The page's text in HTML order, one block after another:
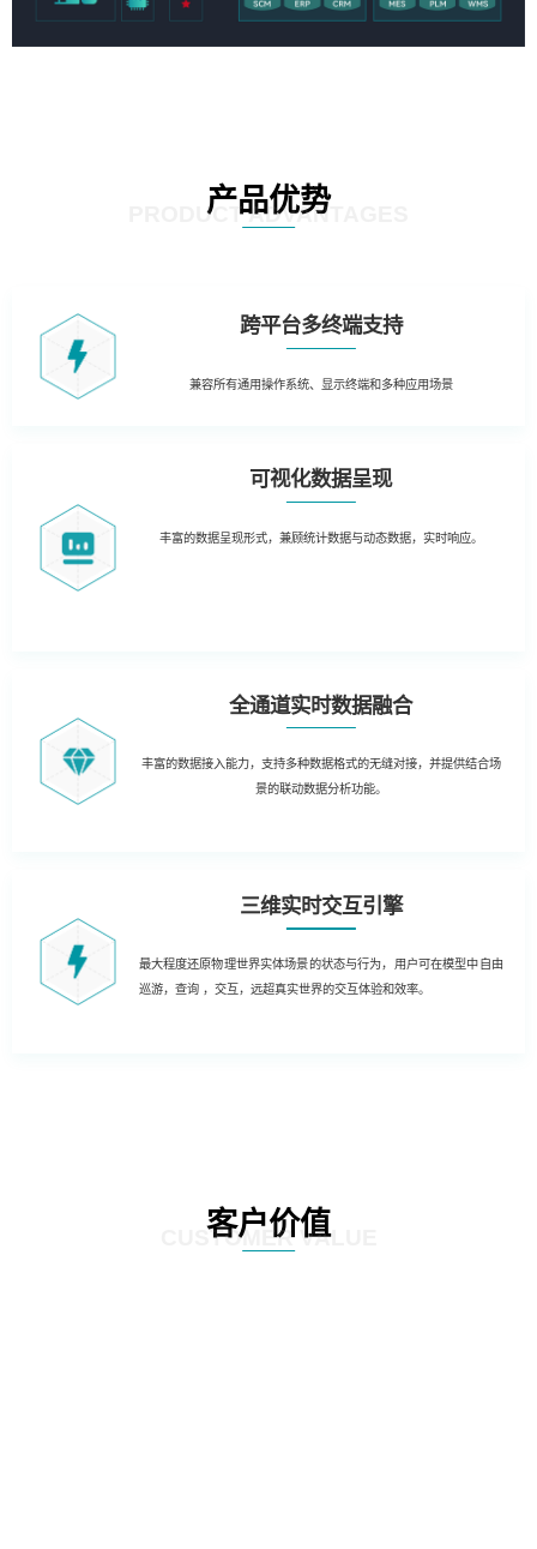
产品优势
PRODUCT ADVANTAGES
跨平台多终端支持
兼容所有通用操作系统、 显示终端和多种应用场景
可视化数据呈现
丰富的数据呈现形式，兼顾统计数据与动态数据，实时响应。
全通道实时数据融合
丰富的数据接入能力，支持多种数据格式的无缝对接，并提供结合场
景的联动数据分析功能。
三维实时交互引擎
最大程度还原物理世界实体场景的状态与行为，用户可在模型中自由
巡游，查询 ，交互，远超真实世界的交互体验和效率。
客户价值
CUSTOMER VALUE